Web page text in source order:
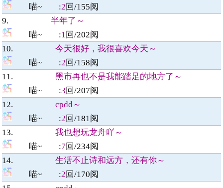
喵~ :2回/155阅
9. 半年了～
喵~ :1回/202阅
10. 今天很好，我很喜欢今天～
喵~ :2回/158阅
11. 黑市再也不是我能踏足的地方了～
喵~ :3回/207阅
12. cpdd～
喵~ :2回/181阅
13. 我也想玩龙舟吖～
喵~ :7回/234阅
14. 生活不止诗和远方，还有你～
喵~ :2回/170阅